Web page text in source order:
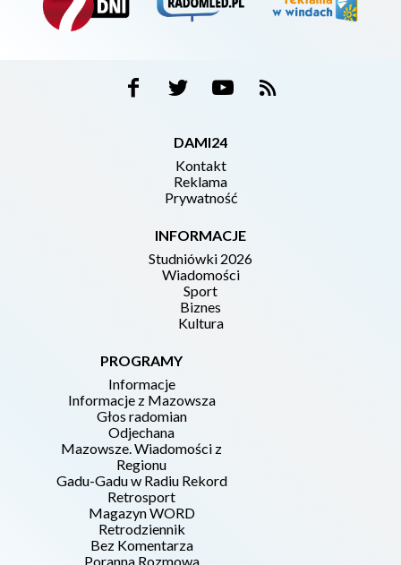
DAMI24
Kontakt
Reklama
Prywatność
INFORMACJE
Studniówki 2026
Wiadomości
Sport
Biznes
Kultura
PROGRAMY
Informacje
Informacje z Mazowsza
Głos radomian
Odjechana
Mazowsze. Wiadomości z
Regionu
Gadu-Gadu w Radiu Rekord
Retrosport
Magazyn WORD
Retrodziennik
Bez Komentarza
Poranna Rozmowa